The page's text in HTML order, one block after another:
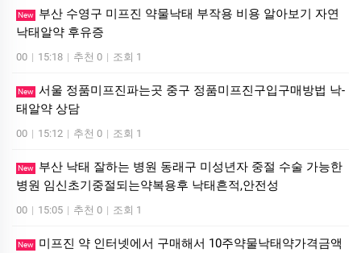
New
부산 수영구 미프진 약물낙태 부작용 비용 알아보기 자연
낙­태알약 후유증
00 | 15:18 | 추천 0 | 조회 1
New 서울 정품미프진파는곳 중구 정품미프진구입구매방법 낙­
태알약 상담
00 | 15:12 | 추천 0 | 조회 1
New
부산 낙태 잘하는 병원 동래구 미성년자 중절 수술 가능한
병원 임신초기중절되는약복용후 낙태흔적,안전성
00 | 15:05 | 추천 0 | 조회 1
New
미프진 약 인터넷에서 구매해서 10주약물낙태약가격금액